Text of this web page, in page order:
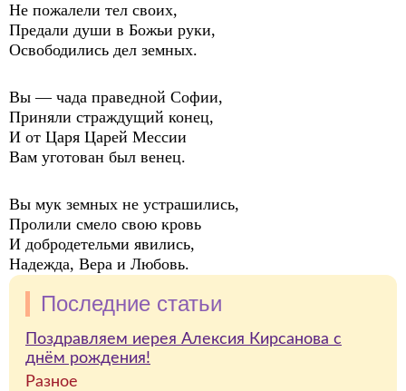
Не пожалели тел своих,
Предали души в Божьи руки,
Освободились дел земных.
Вы — чада праведной Софии,
Приняли страждущий конец,
И от Царя Царей Мессии
Вам уготован был венец.
Вы мук земных не устрашились,
Пролили смело свою кровь
И добродетельми явились,
Надежда, Вера и Любовь.
Последние статьи
Поздравляем иерея Алексия Кирсанова с
днём рождения!
Разное